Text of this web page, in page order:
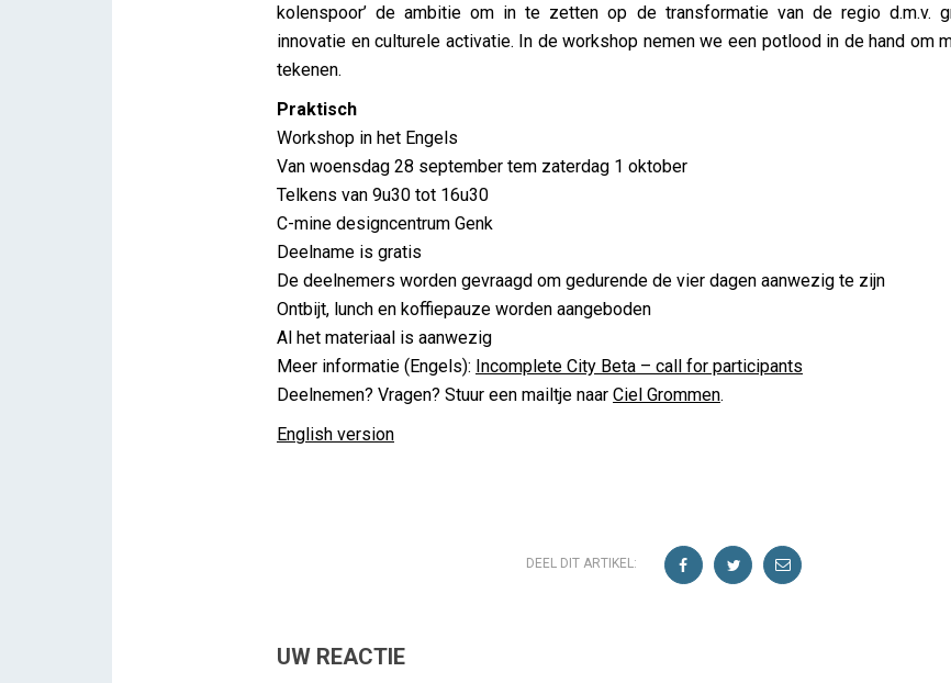
kolenspoor’ de ambitie om in te zetten op de transformatie van de regio d.m.v.
innovatie en culturele activatie. In de workshop nemen we een potlood in de hand om
tekenen.
Praktisch
Workshop in het Engels
Van woensdag 28 september tem zaterdag 1 oktober
Telkens van 9u30 tot 16u30
C-mine designcentrum Genk
Deelname is gratis
De deelnemers worden gevraagd om gedurende de vier dagen aanwezig te zijn
Ontbijt, lunch en koffiepauze worden aangeboden
Al het materiaal is aanwezig
Meer informatie (Engels): Incomplete City Beta – call for participants
Deelnemen? Vragen? Stuur een mailtje naar Ciel Grommen.
English version
DEEL DIT ARTIKEL:
UW REACTIE